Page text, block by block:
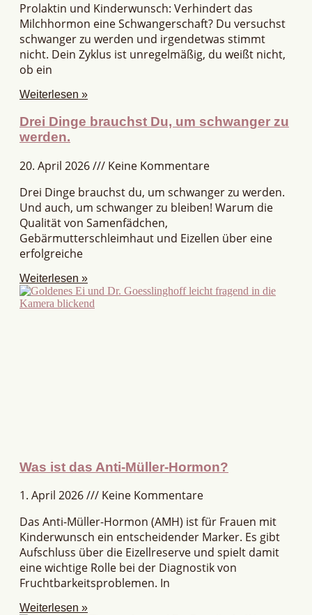
Prolaktin und Kinderwunsch: Verhindert das
Milchhormon eine Schwangerschaft? Du versuchst
schwanger zu werden und irgendetwas stimmt
nicht. Dein Zyklus ist unregelmäßig, du weißt nicht,
ob ein
Weiterlesen »
Drei Dinge brauchst Du, um schwanger zu
werden.
20. April 2026
Keine Kommentare
Drei Dinge brauchst du, um schwanger zu werden.
Und auch, um schwanger zu bleiben! Warum die
Qualität von Samenfädchen,
Gebärmutterschleimhaut und Eizellen über eine
erfolgreiche
Weiterlesen »
Was ist das Anti-Müller-Hormon?
1. April 2026
Keine Kommentare
Das Anti-Müller-Hormon (AMH) ist für Frauen mit
Kinderwunsch ein entscheidender Marker. Es gibt
Aufschluss über die Eizellreserve und spielt damit
eine wichtige Rolle bei der Diagnostik von
Fruchtbarkeitsproblemen. In
Weiterlesen »